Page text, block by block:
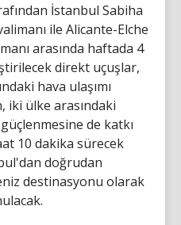
İstanbul Sabiha
ile Alicante-Elche
arasında haftada 4
direkt uçuşlar,
hava ulaşımı
iki ülke arasındaki
de katkı
10 dakika sürecek
doğrudan
destinasyonu olarak